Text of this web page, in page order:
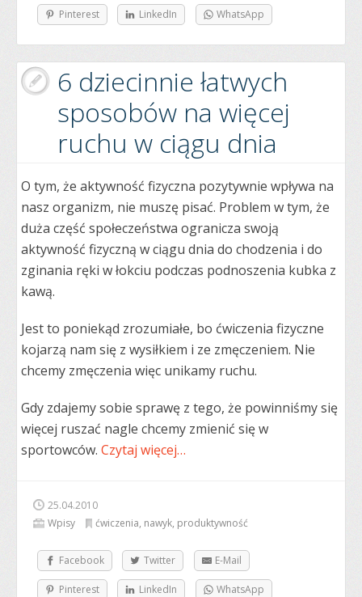
Pinterest LinkedIn WhatsApp
6 dziecinnie łatwych
sposobów na więcej
ruchu w ciągu dnia
O tym, że aktywność fizyczna pozytywnie wpływa na
nasz organizm, nie muszę pisać. Problem w tym, że
duża część społeczeństwa ogranicza swoją
aktywność fizyczną w ciągu dnia do chodzenia i do
zginania ręki w łokciu podczas podnoszenia kubka z
kawą.
Jest to poniekąd zrozumiałe, bo ćwiczenia fizyczne
kojarzą nam się z wysiłkiem i ze zmęczeniem. Nie
chcemy zmęczenia więc unikamy ruchu.
Gdy zdajemy sobie sprawę z tego, że powinniśmy się
więcej ruszać nagle chcemy zmienić się w
sportowców. Czytaj więcej…
25.04.2010
Wpisy
ćwiczenia, nawyk, produktywność
Facebook Twitter E-Mail
Pinterest LinkedIn WhatsApp